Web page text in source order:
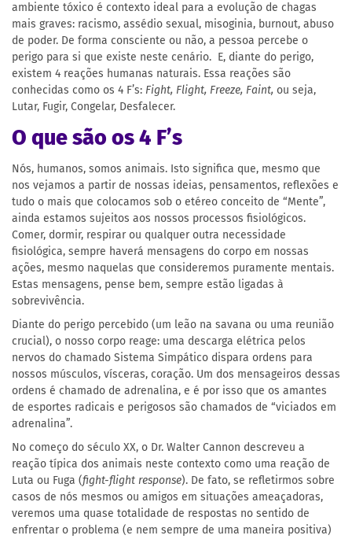
ambiente tóxico é contexto ideal para a evolução de chagas
mais graves: racismo, assédio sexual, misoginia, burnout, abuso
de poder. De forma consciente ou não, a pessoa percebe o
perigo para si que existe neste cenário. E, diante do perigo,
existem 4 reações humanas naturais. Essa reações são
conhecidas como os 4 F’s: Fight, Flight, Freeze, Faint, ou seja,
Lutar, Fugir, Congelar, Desfalecer.
O que são os 4 F’s
Nós, humanos, somos animais. Isto significa que, mesmo que
nos vejamos a partir de nossas ideias, pensamentos, reflexões e
tudo o mais que colocamos sob o etéreo conceito de “Mente”,
ainda estamos sujeitos aos nossos processos fisiológicos.
Comer, dormir, respirar ou qualquer outra necessidade
fisiológica, sempre haverá mensagens do corpo em nossas
ações, mesmo naquelas que consideremos puramente mentais.
Estas mensagens, pense bem, sempre estão ligadas à
sobrevivência.
Diante do perigo percebido (um leão na savana ou uma reunião
crucial), o nosso corpo reage: uma descarga elétrica pelos
nervos do chamado Sistema Simpático dispara ordens para
nossos músculos, vísceras, coração. Um dos mensageiros dessas
ordens é chamado de adrenalina, e é por isso que os amantes
de esportes radicais e perigosos são chamados de “viciados em
adrenalina”.
No começo do século XX, o Dr. Walter Cannon descreveu a
reação típica dos animais neste contexto como uma reação de
Luta ou Fuga (fight-flight response). De fato, se refletirmos sobre
casos de nós mesmos ou amigos em situações ameaçadoras,
veremos uma quase totalidade de respostas no sentido de
enfrentar o problema (e nem sempre de uma maneira positiva)